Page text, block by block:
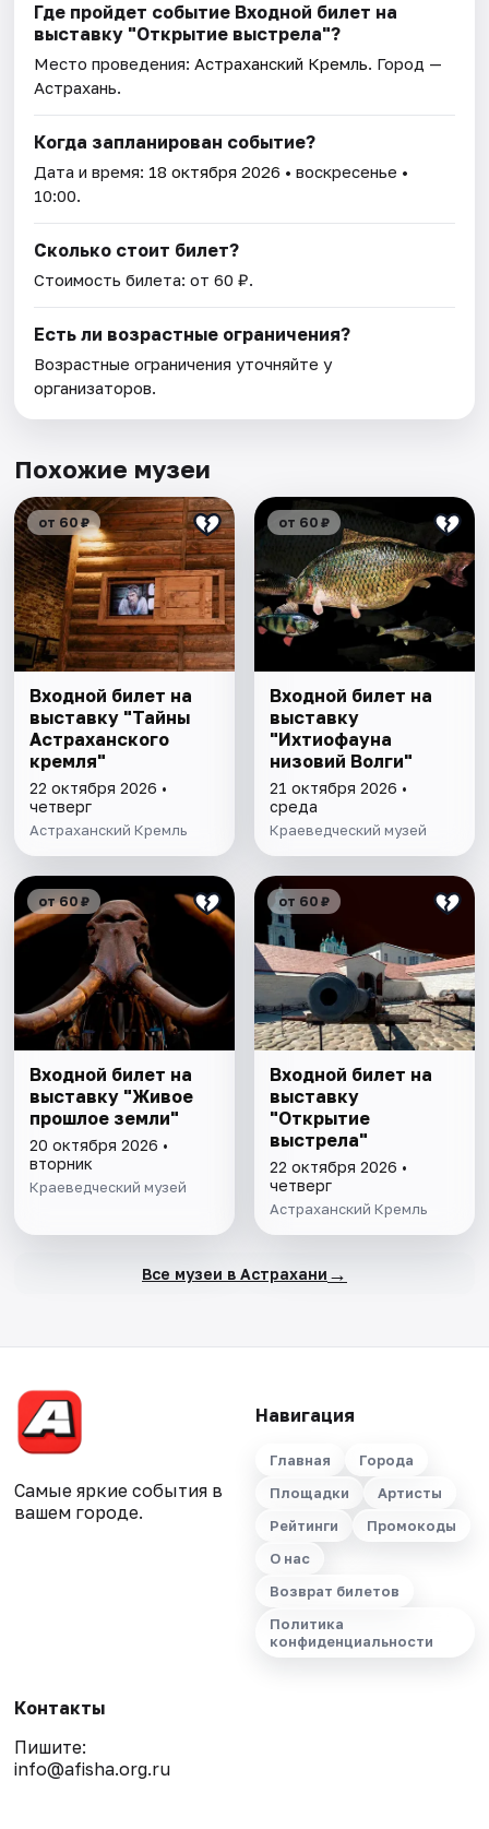
Где пройдет событие Входной билет на
выставку "Открытие выстрела"?
Место проведения:Астраханский Кремль. Город —
Астрахань.
Когда запланирован событие?
Дата и время: 18 октября 2026 • воскресенье •
10:00.
Сколько стоит билет?
Стоимость билета: от 60 ₽.
Есть ли возрастные ограничения?
Возрастные ограничения уточняйте у
организаторов.
Похожие музеи
от 60 ₽
Входной билет на
выставку "Тайны
Астраханского
кремля"
22 октября 2026 •
четверг
Астраханский Кремль
от 60 ₽
Входной билет на
выставку
"Ихтиофауна
низовий Волги"
21 октября 2026 •
среда
Краеведческий музей
от 60 ₽
Входной билет на
выставку "Живое
прошлое земли"
20 октября 2026 •
вторник
Краеведческий музей
от 60 ₽
Входной билет на
выставку
"Открытие
выстрела"
22 октября 2026 •
четверг
Астраханский Кремль
Все музеи в Астрахани →
Самые яркие события в
вашем городе.
Навигация
Главная
Города
Площадки
Артисты
Рейтинги
Промокоды
О нас
Возврат билетов
Политика
конфиденциальности
Контакты
Пишите:
info@afisha.org.ru